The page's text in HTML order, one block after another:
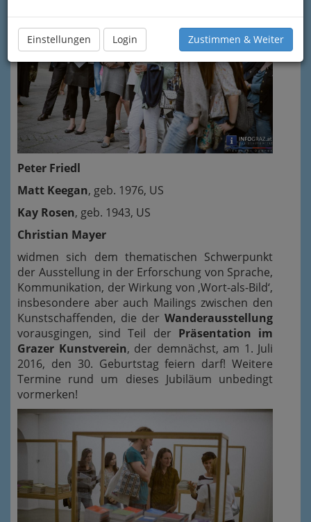
Einstellungen Login Zustimmen & Weiter
Peter Friedl
Matt Keegan, geb. 1976, US
Kay Rosen, geb. 1943, US
Christian Mayer
widmen sich dem thematischen Schwerpunkt
der Ausstellung in der Erforschung von Sprache,
Kommunikation, der Wirkung von ‚Wort-als-Bild‘,
insbesondere aber auch Mailings zwischen den
Kunstschaffenden, die der Wanderausstellung
vorausgingen, sind Teil der Präsentation im
Grazer Kunstverein, der demnächst, am 1. Juli
2016, den 30. Geburtstag feiern darf! Weitere
Termine rund um dieses Jubiläum unbedingt
vormerken!